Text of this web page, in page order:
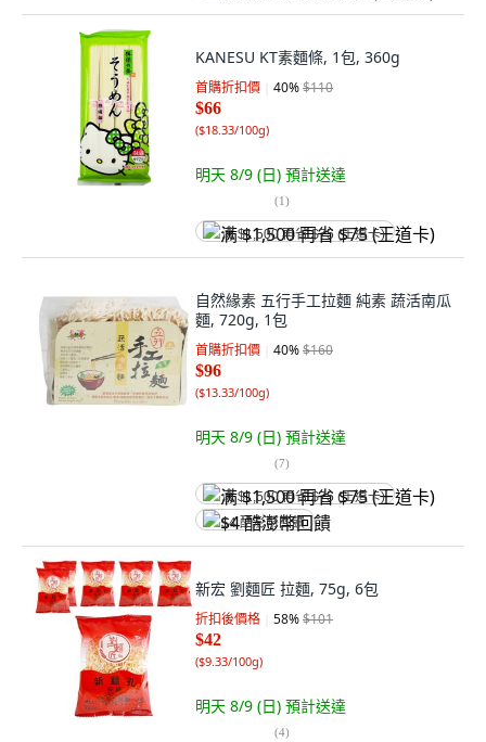
KANESU KT素麵條, 1包, 360g
首購折扣價 40%$110
$66
($18.33/100g)
明天 8/9 (日) 預計送達
(1)
满 $1,500 再省 $75 (王道卡)
自然緣素 五行手工拉麵 純素 蔬活南瓜
麵, 720g, 1包
首購折扣價 40%$160
$96
($13.33/100g)
明天 8/9 (日) 預計送達
(7)
满 $1,500 再省 $75 (王道卡)
$4 酷澎幣回饋
新宏 劉麵匠 拉麵, 75g, 6包
折扣後價格 58%$101
$42
($9.33/100g)
明天 8/9 (日) 預計送達
(4)